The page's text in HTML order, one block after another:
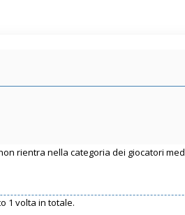
rientra nella categoria dei giocatori
1 volta in totale.